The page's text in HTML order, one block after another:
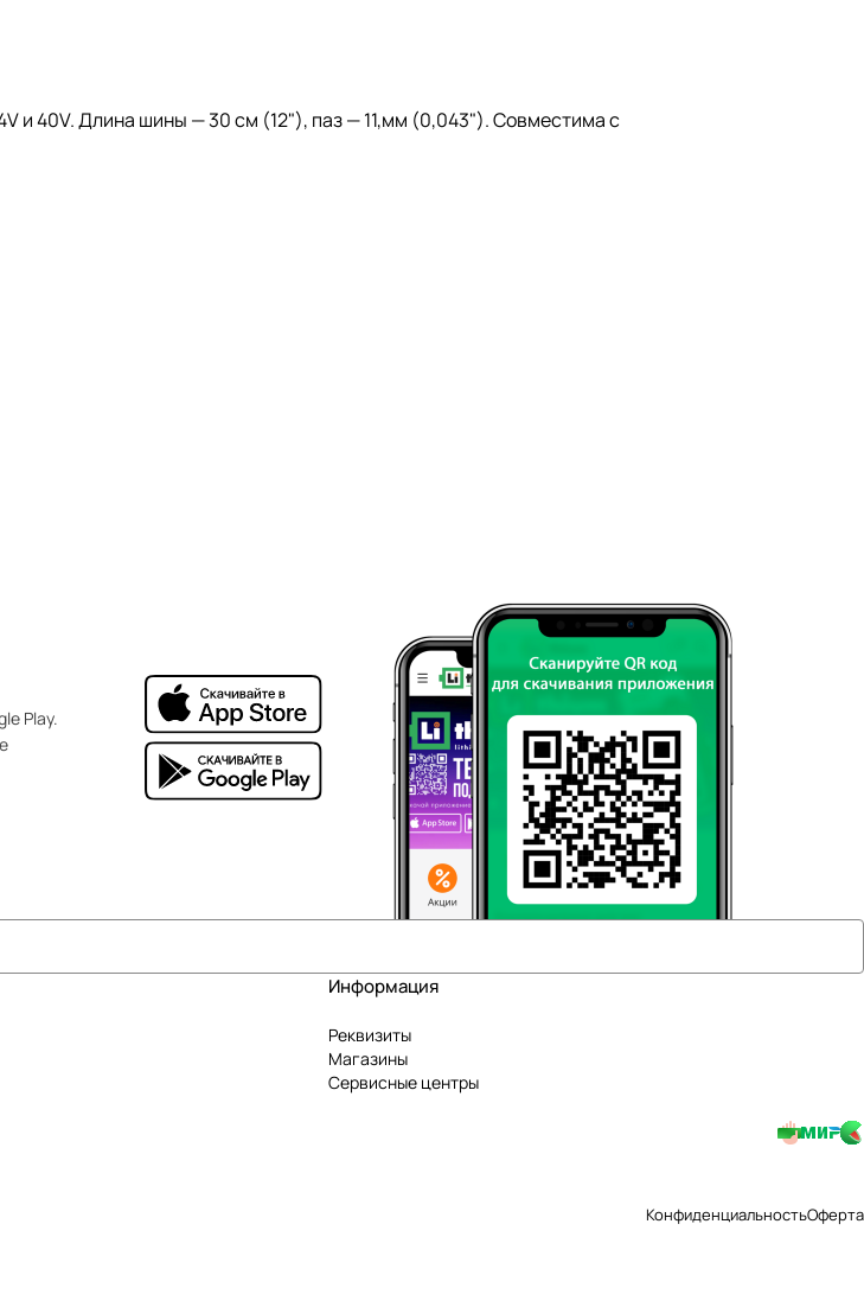
и 40V. Длина шины — 30 см (12"), паз — 11,мм (0,043"). Совместима с
Play.
Информация
Реквизиты
Магазины
Сервисные центры
КонфиденциальностьОферта